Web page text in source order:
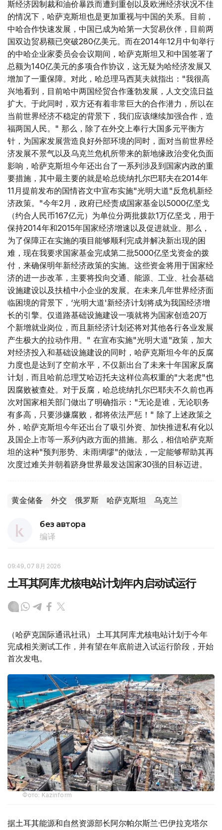
斯经济因制裁和油价暴跌而遭到重创以及欧洲经济状况不佳
的情况下，哈萨克斯坦也是更加重视与中国的关系。目前，
中哈合作快速发展，中国已成为哈第一大贸易伙伴，目前两
国双边贸易额已突破280亿美元。而在2014年12月中旬举行
的中哈企业家委员会会议期间，哈萨克斯坦又和中国签署了
总额为140亿美元的多项合作协议，这无疑为哈经济发展又
增加了一重保障。对此，哈总理马西莫夫就指出："我很高
兴地看到，目前哈中两国经贸合作蓬勃发展，人文交流日益
扩大。于此同时，双方还有着非常巨大的合作潜力，所以在
当前世界经济不稳定的背景下，我们应该继续加强合作，造
福两国人民。" 那么，除了在外交上奉行大国多元平衡方
针，为国家发展营造良好外部环境的同时，面对当前世界经
济发展不景气以及乌克兰危机所带来的新地缘政治变化负面
影响，哈萨克斯坦今年还出台了一系列涉及到国家内政的重
要措施，其中最主要的就是哈总统纳扎尔巴耶夫在2014年
11月提前发布的国情咨文中宣布实施"光明大道"反危机新经
济政策。"今年2月，政府已经责成国家基金以5000亿坚戈
（约合人民币167亿元）为单位分两批拨款1万亿坚戈，用于
保持2014年和2015年国家经济增速以及促进就业。那么，
为了保障正在实施的项目能够顺利完成并解决新出现的困
难，现在我要求国家基金完成第二批5000亿坚戈资金的拨
付，来确保明年新经济政策的实施。这些资金将用于国家经
济的进一步改革，主要将投向交通、能源、工业、社会基础
设施建设以及扶植中小企业的发展。在未来几年世界经济面
临困境的背景下，‘光明大道'新经济计划将成为我国经济增
长的引擎。仅道路基础设施建设一项就将为国家创造20万
个新增就业岗位，而且新经济计划还将对其他各行各业发展
产生极大的拉动作用。" 在宣布实施"光明大道"政策，加大
对经济投入和基础设施建设的同时，哈萨克斯坦今年的反腐
力度也是达到了空前水平，不仅新出台了未来十年国家反腐
计划，而且哈前总理艾哈迈托夫这样位高权重的"大老虎"也
因腐败被查处。对于反腐，哈总统纳扎尔巴耶夫不久前也再
次对国家相关部门做出了明确指示："无论是谁，无论职务
有多高，只要涉嫌腐败，都将依法严惩！" 除了上述政策之
外，哈萨克斯坦今年还出台了吸引外资、加快推进私有化以
及国企上市等一系列内政方面的措施。那么，相信哈萨克斯
坦的这种"预判形势、未雨绸缪"的做法，一定能够帮助其再
次度过难关并朝着跻身世界最发达国家30强的目标迈进。
黄金储备 外交 俄罗斯 哈萨克斯坦 乌克兰
без автора
编译
09:49, 07 8月 2026
土耳其阿库尤核电站计划年内启动试运行
（哈萨克国际通讯社讯） 土耳其阿库尤核电站计划于今年
完成相关测试工作，并有望在年底前进入试运行阶段，开始
首次发电。
Фото: Kazinform
据土耳其能源和自然资源部长阿尔帕尔斯兰·巴伊拉克塔尔